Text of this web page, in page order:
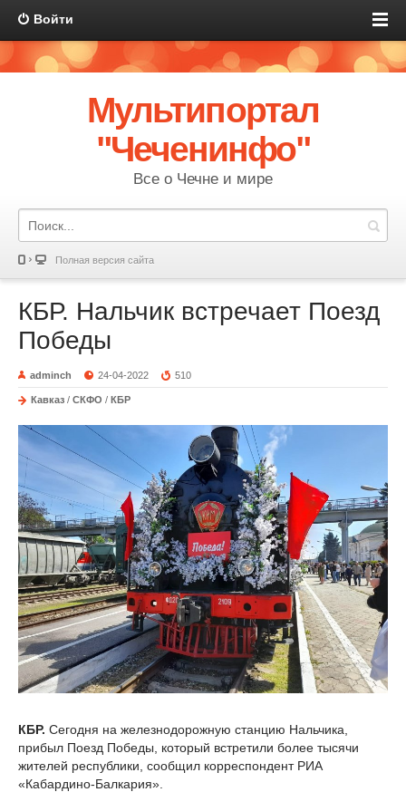
Войти
Мультипортал
"Чеченинфо"
Все о Чечне и мире
Полная версия сайта
КБР. Нальчик встречает Поезд
Победы
adminch 24-04-2022 510
Кавказ / СКФО / КБР
КБР. Сегодня на железнодорожную станцию Нальчика,
прибыл Поезд Победы, который встретили более тысячи
жителей республики, сообщил корреспондент РИА
«Кабардино-Балкария».